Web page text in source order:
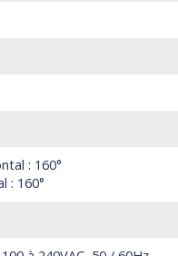
: 160°
: 160°